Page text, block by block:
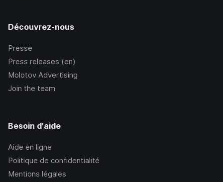
Découvrez-nous
Presse
Press releases (en)
Molotov Advertising
Join the team
Besoin d'aide
Aide en ligne
Politique de confidentialité
Mentions légales